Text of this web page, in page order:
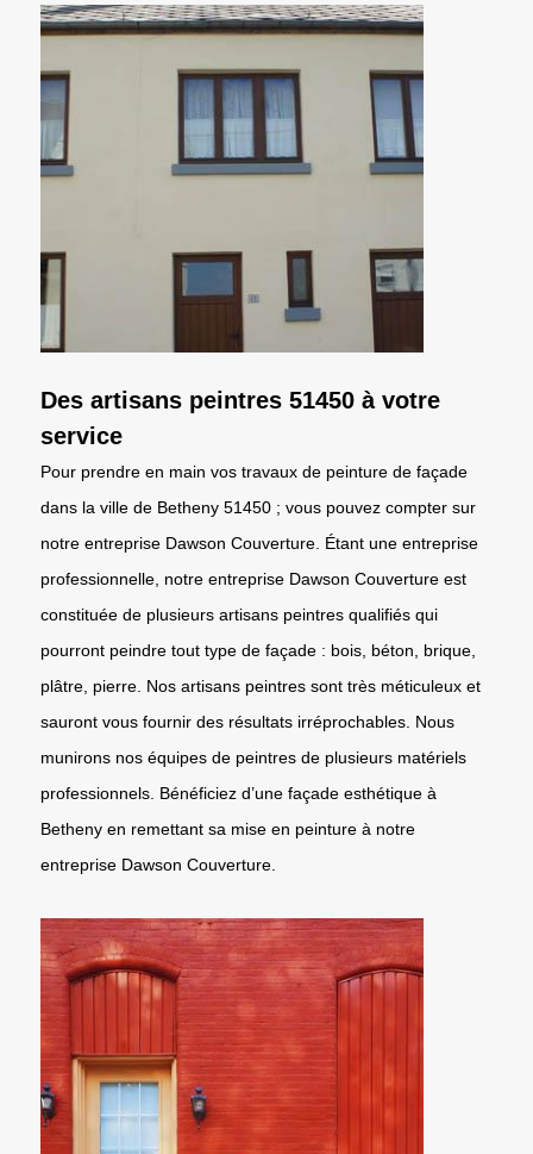
Des artisans peintres 51450 à votre
service
Pour prendre en main vos travaux de peinture de façade
dans la ville de Betheny 51450 ; vous pouvez compter sur
notre entreprise Dawson Couverture. Étant une entreprise
professionnelle, notre entreprise Dawson Couverture est
constituée de plusieurs artisans peintres qualifiés qui
pourront peindre tout type de façade : bois, béton, brique,
plâtre, pierre. Nos artisans peintres sont très méticuleux et
sauront vous fournir des résultats irréprochables. Nous
munirons nos équipes de peintres de plusieurs matériels
professionnels. Bénéficiez d’une façade esthétique à
Betheny en remettant sa mise en peinture à notre
entreprise Dawson Couverture.